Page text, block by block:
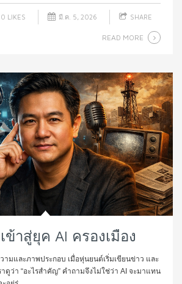
0 LIKES มี.ค. 5, 2026 SHARE
READ MORE
ข้าสู่ยุค AI ครองเมือง
ามและภาพประกอบ เมื่อหุ่นยนต์เริ่มเขียนข่าว และ
าดูว่า “อะไรสำคัญ” คำถามจึงไม่ใช่ว่า AI จะมาแทน